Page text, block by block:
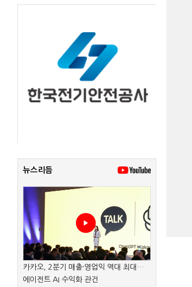
뉴스리듬
카카오, 2분기 매출·영업익 역대 최대…
에이전트 AI 수익화 관건